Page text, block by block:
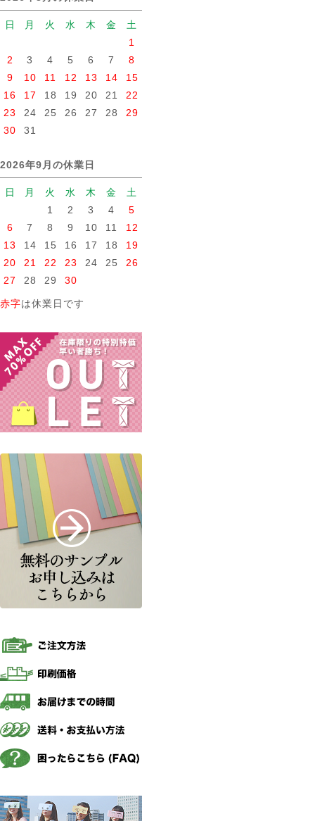
日 月 火 水 木 金
土
1
2
3 4 5 6 7
8
9
10 11 12 13 14
15
16
17 18 19 20 21
22
23
24 25 26 27 28
29
30
31
2026年9月の休業日
日 月 火 水 木 金
土
1
2 3 4
5
6
7 8 9 10 11
12
13
14 15 16 17 18
19
20
21 22 23 24 25
26
27
28 29 30
赤字は休業日です